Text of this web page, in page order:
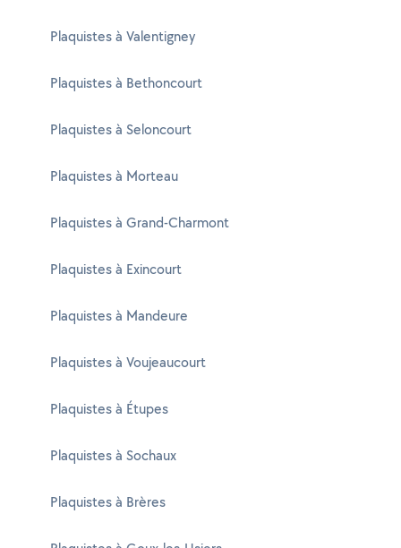
Plaquistes à Valentigney
Plaquistes à Bethoncourt
Plaquistes à Seloncourt
Plaquistes à Morteau
Plaquistes à Grand-Charmont
Plaquistes à Exincourt
Plaquistes à Mandeure
Plaquistes à Voujeaucourt
Plaquistes à Étupes
Plaquistes à Sochaux
Plaquistes à Brères